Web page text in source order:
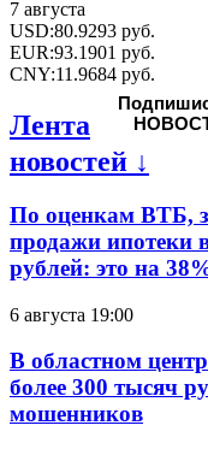
7 августа
USD:80.9293 руб.
EUR:93.1901 руб.
CNY:11.9684 руб.
Лента
новостей ↓
По оценкам ВТБ,
продажи ипотеки
рублей: это на
6 августа 19:00
В областном
более 300 тысяч
мошенников